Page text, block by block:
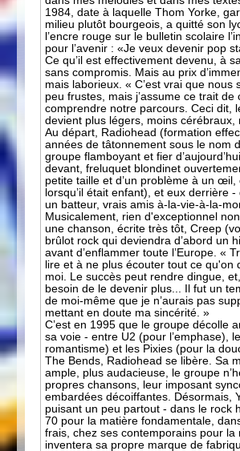
1984, date à laquelle Thom Yorke,
milieu plutôt bourgeois, a quitté son
l’encre rouge sur le bulletin scolaire
pour l’avenir : «Je veux devenir pop
Ce qu’il est effectivement devenu, à
sans compromis. Mais au prix
mais laborieux. « C’est vrai que nous
peu frustes, mais j’assume ce trait
comprendre notre parcours. Ceci dit,
devient plus légers, moins
Au départ, Radiohead (formation
années de tâtonnement sous le nom
groupe flamboyant et fier
devant, freluquet blondinet
petite taille et d’un problème à un
lorsqu’il était enfant), et eux derrière
un batteur, vrais amis à-la-vie-à-la-
Musicalement, rien d'exceptionnel
une chanson, écrite très tôt, Creep
brûlot rock qui deviendra d’abord un
avant d’enflammer toute l’Europe. «
lire et à ne plus écouter tout ce
moi. Le succès peut rendre dingue,
besoin de le devenir plus... Il fut un
de moi-même que je n’aurais pas
mettant en doute ma sincérité. »
C’est en 1995 que le groupe décolle
sa voie - entre U2 (pour l’emphase),
romantisme) et les Pixies (pour la
The Bends, Radiohead se libère. Sa
ample, plus audacieuse, le groupe
propres chansons, leur imposant
embardées décoiffantes. Désormais,
puisant un peu partout - dans le rock
70 pour la matière fondamentale,
frais, chez ses contemporains pour la
inventera sa propre marque de